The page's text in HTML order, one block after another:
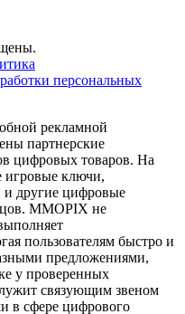
персональных
рекламной
партнерские
цифровых товаров. На
игровые ключи,
и другие цифровые
MMOPIX не
пользователям быстро и
предложениями,
у проверенных
связующим звеном
в сфере цифрового